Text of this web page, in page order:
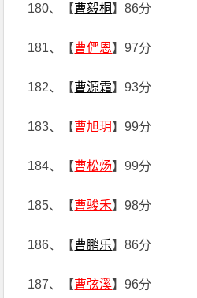
180、【曹毅桐 】86分
181、【曹俨恩】97分
182、【曹源霜】93分
183、【曹旭玥】99分
184、【曹松炀】99分
185、【曹骏禾】98分
186、【曹鹏乐】86分
187、【曹弦溪】96分